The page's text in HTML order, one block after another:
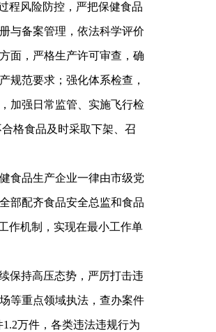
程风险防控，严把保健食品
与备案管理，依法科学评价
面，严格生产许可审查，确
规范要求；强化体系检查，
加强日常监管、实施飞行检
格食品及时采取下架、召
食品生产企业一律由市级党
部配齐食品安全总监和食品
作机制，实现在最小工作单
保持高压态势，严厉打击违
等重点领域执法，查办案件
万件，各类违法违规行为